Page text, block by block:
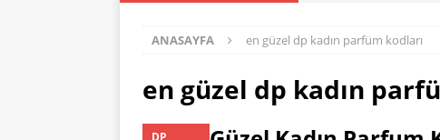
KODLARI
[ 23 Ocak 2024 ]
PARFÜM KODLARI
ANASAYFA en güzel dp kadın parfüm kodları
en güzel dp kadın
DP